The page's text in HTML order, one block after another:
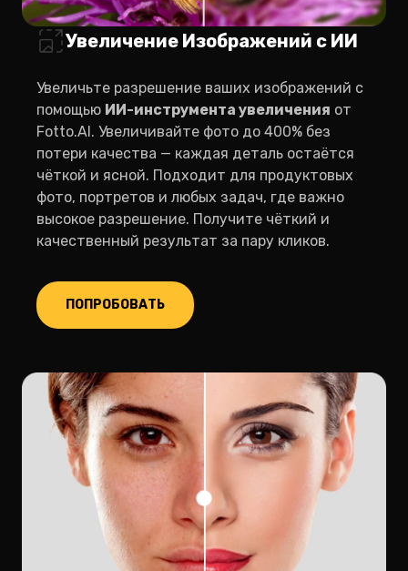
Увеличение Изображений с ИИ
Увеличьте разрешение ваших изображений с
помощью ИИ-инструмента увеличения от
Fotto.AI. Увеличивайте фото до 400% без
потери качества — каждая деталь остаётся
чёткой и ясной. Подходит для продуктовых
фото, портретов и любых задач, где важно
высокое разрешение. Получите чёткий и
качественный результат за пару кликов.
ПОПРОБОВАТЬ